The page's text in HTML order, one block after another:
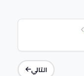
التالي